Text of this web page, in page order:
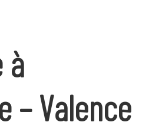
à
– Valence